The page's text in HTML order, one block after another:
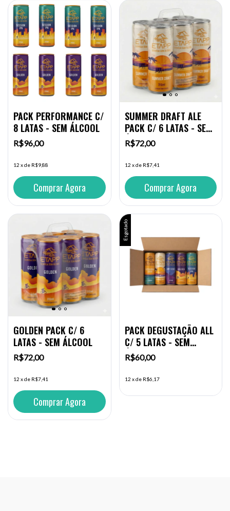
PACK PERFORMANCE C/
8 LATAS - SEM ÁLCOOL
R$96,00
12 xde R$9,88
SUMMER DRAFT ALE
PACK C/ 6 LATAS - SEM
ÁLCOOL
R$72,00
12 xde R$7,41
GOLDEN PACK C/ 6
LATAS - SEM ÁLCOOL
R$72,00
12 xde R$7,41
Esgotado
PACK DEGUSTAÇÃO ALL
C/ 5 LATAS - SEM
ÁLCOOL
R$60,00
12 xde R$6,17